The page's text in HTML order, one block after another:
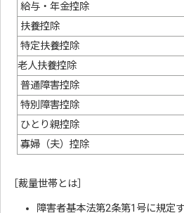
給与・年金控除
扶養控除
特定扶養控除
老人扶養控除
普通障害控除
特別障害控除
ひとり親控除
寡婦（夫）控除
［裁量世帯とは］
障害者基本法第2条第1号に規定